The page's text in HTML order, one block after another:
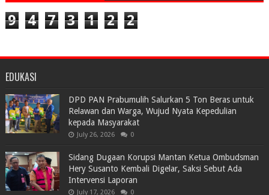
9 4 7 3 1 2 2
EDUKASI
DPD PAN Prabumulih Salurkan 5 Ton Beras untuk
Relawan dan Warga, Wujud Nyata Kepedulian
kepada Masyarakat
July 26, 2026 0
Sidang Dugaan Korupsi Mantan Ketua Ombudsman
Hery Susanto Kembali Digelar, Saksi Sebut Ada
Intervensi Laporan
July 17, 2026 0